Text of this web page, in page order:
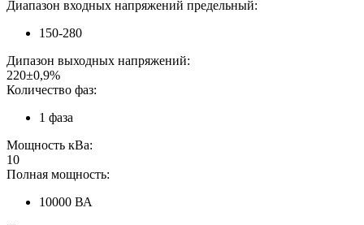
Диапазон входных напряжений предельный:
150-280
Дипазон выходных напряжений:
220±0,9%
Количество фаз:
1 фаза
Мощность кВа:
10
Полная мощность:
10000 ВА